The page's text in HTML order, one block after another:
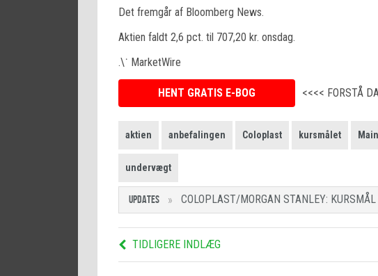
Det fremgår af Bloomberg News.
Aktien faldt 2,6 pct. til 707,20 kr. onsdag.
.\˙ MarketWire
HENT GRATIS E-BOG <<<< FORSTÅ
aktien anbefalingen Coloplast kursmålet
undervægt
UPDATES COLOPLAST/MORGAN STANLEY:
TIDLIGERE INDLÆG